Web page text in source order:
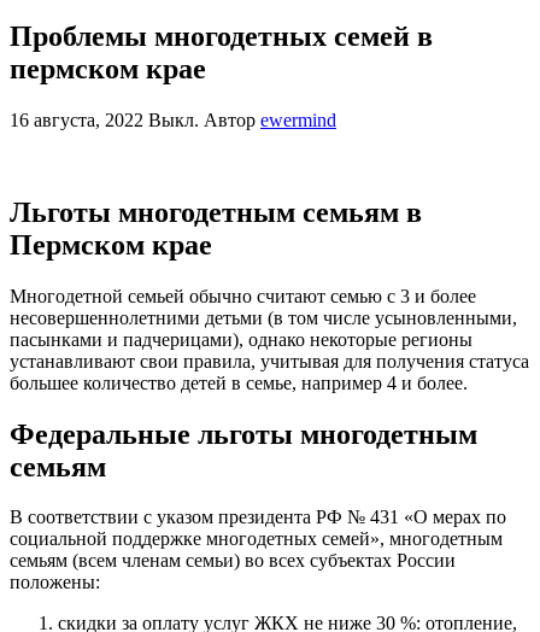
Проблемы многодетных семей в
пермском крае
16 августа, 2022 Выкл. Автор ewermind
Льготы многодетным семьям в
Пермском крае
Многодетной семьей обычно считают семью с 3 и более
несовершеннолетними детьми (в том числе усыновленными,
пасынками и падчерицами), однако некоторые регионы
устанавливают свои правила, учитывая для получения статуса
большее количество детей в семье, например 4 и более.
Федеральные льготы многодетным
семьям
В соответствии с указом президента РФ № 431 «О мерах по
социальной поддержке многодетных семей», многодетным
семьям (всем членам семьи) во всех субъектах России
положены:
скидки за оплату услуг ЖКХ не ниже 30 %: отопление,